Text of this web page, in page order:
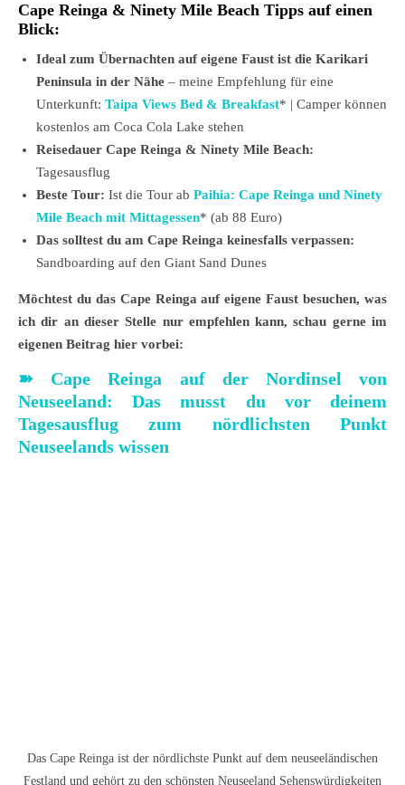
Cape Reinga & Ninety Mile Beach Tipps auf einen
Blick:
Ideal zum Übernachten auf eigene Faust ist die Karikari
Peninsula in der Nähe – meine Empfehlung für eine
Unterkunft: Taipa Views Bed & Breakfast* | Camper können
kostenlos am Coca Cola Lake stehen
Reisedauer Cape Reinga & Ninety Mile Beach:
Tagesausflug
Beste Tour: Ist die Tour ab Paihia: Cape Reinga und Ninety
Mile Beach mit Mittagessen* (ab 88 Euro)
Das solltest du am Cape Reinga keinesfalls verpassen:
Sandboarding auf den Giant Sand Dunes
Möchtest du das Cape Reinga auf eigene Faust besuchen, was
ich dir an dieser Stelle nur empfehlen kann, schau gerne im
eigenen Beitrag hier vorbei:
➽
Cape Reinga auf der Nordinsel von
Neuseeland: Das musst du vor deinem
Tagesausflug zum nördlichsten Punkt
Neuseelands wissen
Das Cape Reinga ist der nördlichste Punkt auf dem neuseeländischen
Festland und gehört zu den schönsten Neuseeland Sehenswürdigkeiten